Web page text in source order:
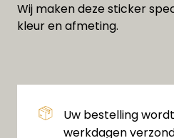
Wij maken deze sticker
kleur en afmeting.
Uw bestelling
werkdagen